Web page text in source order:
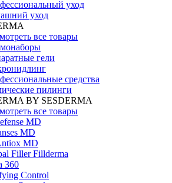
уход
уход
все товары
гели
средства
пилинги
BY SESDERMA
все товары
MD
MD
MD
Filler Fillderma
360
Control